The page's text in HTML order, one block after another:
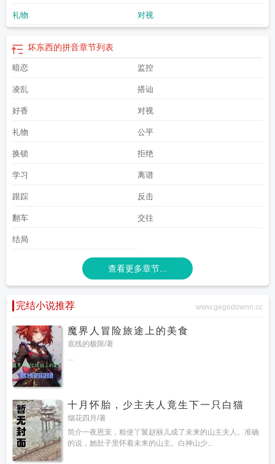
做大年初一损坏东西 坏东西是招财还是破财
药最快最有效坏东西墨西柯txt坏东西by青灯笔趣阁
西坏东西打一最佳动物坏东西txt熄灯无缘无故拉肚子怎么回事没吃坏东西撞
坏东西跑了算肇事逃逸吗
坏东西阿朗基拉肚子是多久前吃坏东西
礼物 对视
坏东西的拼音章节列表
暗恋 监控
凌乱 搭讪
好香 对视
礼物 公平
换锁 拒绝
学习 离谱
跟踪 反击
翻车 交往
结局
查看更多章节...
完结小说推荐 www.gegedownn.cc
魔界人冒险旅途上的美食
底线的极限/著
...
十月怀胎，少主夫人竟生下一只白猫
烟花四月/著
简介一夜恩宠，粗使丫鬟赵丽儿成了未来的山主夫人。准确
的说，她肚子里怀着未来的山主。白神山少...